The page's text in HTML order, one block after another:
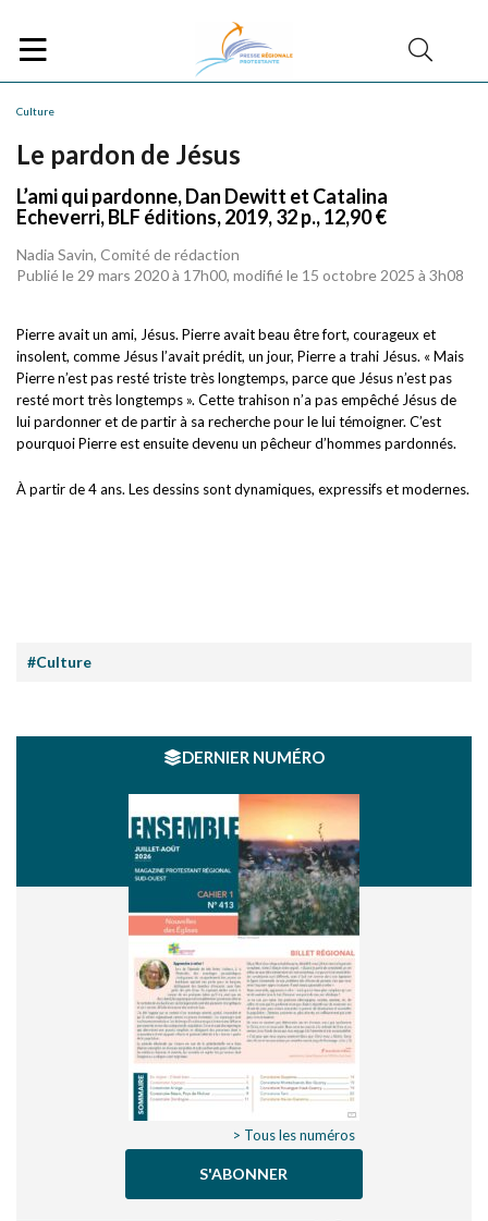
Culture
Le pardon de Jésus
L’ami qui pardonne, Dan Dewitt et Catalina
Echeverri, BLF éditions, 2019, 32 p., 12,90 €
Nadia Savin, Comité de rédaction
Publié le 29 mars 2020 à 17h00, modifié le 15 octobre 2025 à 3h08
Pierre avait un ami, Jésus. Pierre avait beau être fort, courageux et
insolent, comme Jésus l’avait prédit, un jour, Pierre a trahi Jésus. « Mais
Pierre n’est pas resté triste très longtemps, parce que Jésus n’est pas
resté mort très longtemps ». Cette trahison n’a pas empêché Jésus de
lui pardonner et de partir à sa recherche pour le lui témoigner. C’est
pourquoi Pierre est ensuite devenu un pêcheur d’hommes pardonnés.
À partir de 4 ans. Les dessins sont dynamiques, expressifs et modernes.
#Culture
DERNIER NUMÉRO
> Tous les numéros
S'ABONNER